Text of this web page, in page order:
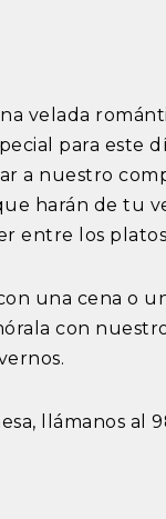
velada
para este
a nuestro
harán de tu
entre los
una cena o
con
llámanos al